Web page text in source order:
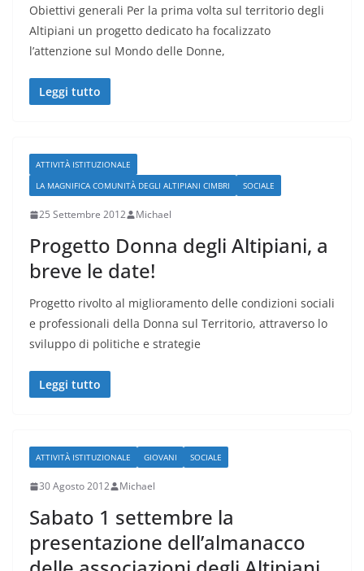
Obiettivi generali Per la prima volta sul territorio degli
Altipiani un progetto dedicato ha focalizzato
l’attenzione sul Mondo delle Donne,
Leggi tutto
ATTIVITÀ ISTITUZIONALE
LA MAGNIFICA COMUNITÀ DEGLI ALTIPIANI CIMBRI
SOCIALE
25 Settembre 2012 Michael
Progetto Donna degli Altipiani, a
breve le date!
Progetto rivolto al miglioramento delle condizioni sociali
e professionali della Donna sul Territorio, attraverso lo
sviluppo di politiche e strategie
Leggi tutto
ATTIVITÀ ISTITUZIONALE GIOVANI SOCIALE
30 Agosto 2012 Michael
Sabato 1 settembre la
presentazione dell’almanacco